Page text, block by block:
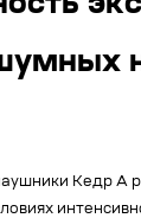
Кедр А